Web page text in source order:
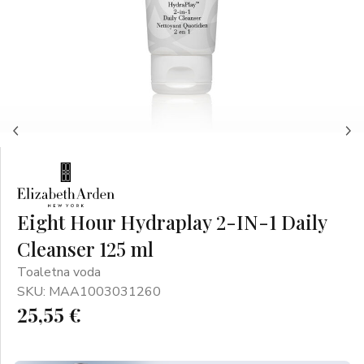
Eight Hour Hydraplay 2-IN-1 Daily
Cleanser 125 ml
Toaletna voda
SKU: MAA1003031260
25,55 €